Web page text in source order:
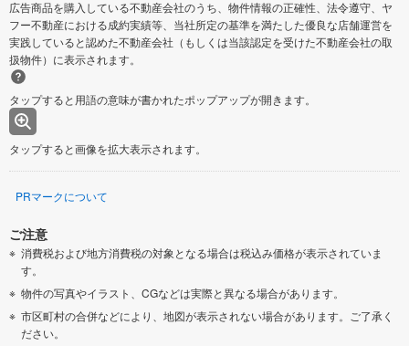
広告商品を購入している不動産会社のうち、物件情報の正確性、法令遵守、ヤ
フー不動産における成約実績等、当社所定の基準を満たした優良な店舗運営を
実践していると認めた不動産会社（もしくは当該認定を受けた不動産会社の取
扱物件）に表示されます。
タップすると用語の意味が書かれたポップアップが開きます。
タップすると画像を拡大表示されます。
PRマークについて
ご注意
消費税および地方消費税の対象となる場合は税込み価格が表示されていま
す。
物件の写真やイラスト、CGなどは実際と異なる場合があります。
市区町村の合併などにより、地図が表示されない場合があります。ご了承く
ださい。